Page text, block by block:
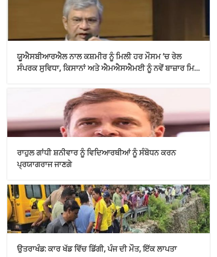
ਯੂਐਸਬੀਆਰਐਲ ਨਾਲ ਕਸ਼ਮੀਰ ਨੂੰ ਮਿਲੀ ਹਰ ਮੌਸਮ ’ਚ ਰੇਲ
ਸੰਪਰਕ ਸੁਵਿਧਾ, ਕਿਸਾਨਾਂ ਅਤੇ ਐਮਐਸਐਮਈ ਨੂੰ ਨਵੇਂ ਬਾਜ਼ਾਰ ਮਿਲੇ
ਰਾਹੁਲ ਗਾਂਧੀ ਸ਼ਨੀਵਾਰ ਨੂੰ ਵਿਦਿਆਰਥੀਆਂ ਨੂੰ ਸੰਬੋਧਨ ਕਰਨ
ਪ੍ਰਯਾਗਰਾਜ ਜਾਣਗੇ
ਉਤਰਾਖੰਡ: ਕਾਰ ਖੱਡ ਵਿੱਚ ਡਿੱਗੀ, ਪੰਜ ਦੀ ਮੌਤ, ਇੱਕ ਲਾਪਤਾ